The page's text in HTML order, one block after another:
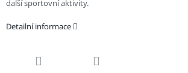
další sportovní aktivity.
Detailní informace